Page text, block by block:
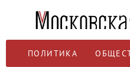
ПОЛИТИКА